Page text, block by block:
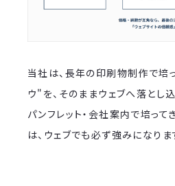
当社は、長年の印刷物制作で培
ウ"を、そのままウェブへ落とし
パンフレット・会社案内で培っ
は、ウェブでも必ず強みになりま